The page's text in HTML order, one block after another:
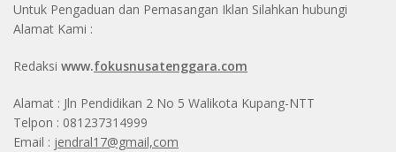
Untuk Pengaduan dan Pemasangan Iklan Silahkan hubungi
Alamat Kami :
Redaksi www.fokusnusatenggara.com
Alamat : Jln Pendidikan 2 No 5 Walikota Kupang-NTT
Telpon : 081237314999
Email : jendral17@gmail,com